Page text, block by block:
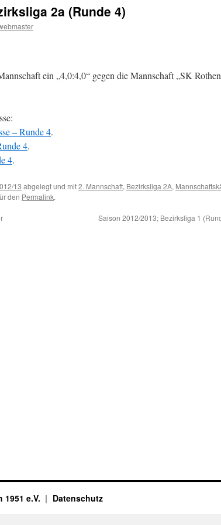
2a (Runde 4)
ein „4,0:4,0“ gegen die Mannschaft „SK
– Runde 4.
4.
4.
13 abgelegt und mit2. Mannschaft, Bezirksliga 2A,
den Permalink.
Saison 2012/2013; Bezirksliga 1
e.V. Datenschutz